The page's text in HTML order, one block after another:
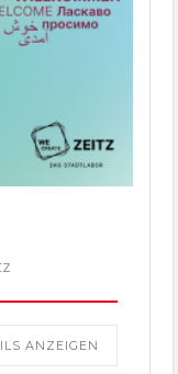
ANZEIGEN